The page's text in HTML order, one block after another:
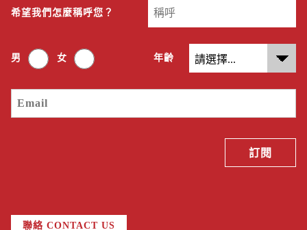
希望我們怎麼稱呼您？
男 女 年齡
聯絡 CONTACT US